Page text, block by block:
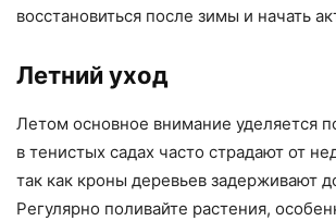
восстановиться после зимы и начать
Летний уход
Летом основное внимание уделяется
в тенистых садах часто страдают от
так как кроны деревьев задерживают
Регулярно поливайте растения,